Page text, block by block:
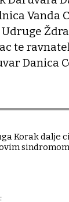
Korak dalje
Vanda
te
Danica